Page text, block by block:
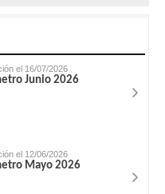
el 16/07/2026
Junio 2026
el 12/06/2026
Mayo 2026